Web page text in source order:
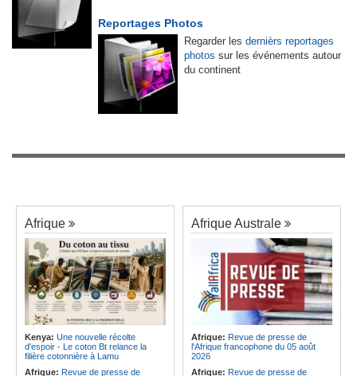
Reportages Photos
Regarder les dernièrs reportages
photos sur les événements autour
du continent
Afrique
Kenya: Une nouvelle récolte
d'espoir - Le coton Bt relance la
filière cotonnière à Lamu
Afrique: Revue de presse de
Afrique Australe
Afrique: Revue de presse de
l'Afrique francophone du 05 août
2026
Afrique: Revue de presse de